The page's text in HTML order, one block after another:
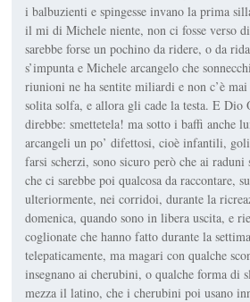
i balbuzienti e spingesse invano la prima
il mi di Michele niente, non ci fosse verso
sarebbe forse un pochino da ridere, o da
s’impunta e Michele arcangelo che
riunioni ne ha sentite miliardi e non c’è
solita solfa, e allora gli cade la testa. E Dio
direbbe: smettetela! ma sotto i baffi anche
arcangeli un po’ difettosi, cioè infantili,
farsi scherzi, sono sicuro però che ai raduni
che ci sarebbe poi qualcosa da raccontare,
ulteriormente, nei corridoi, durante la
domenica, quando sono in libera uscita, e
coglionate che hanno fatto durante la
telepaticamente, ma magari con qualche
insegnano ai cherubini, o qualche forma di
mezza il latino, che i cherubini poi usano